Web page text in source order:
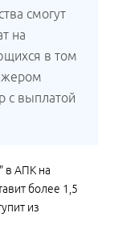
смогут
на
в том
с выплатой
в АПК на
более 1,5
из